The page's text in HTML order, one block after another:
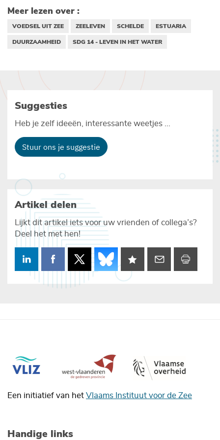
Meer lezen over :
VOEDSEL UIT ZEE ZEELEVEN SCHELDE
ESTUARIA
DUURZAAMHEID
SDG 14 - LEVEN IN HET WATER
Suggesties
Heb je zelf ideeën, interessante weetjes ...
Stuur ons je suggestie
Artikel delen
Lijkt dit artikel iets voor uw vrienden of collega’s?
Deel het met hen!
Een initiatief van het Vlaams Instituut voor de Zee
Handige links